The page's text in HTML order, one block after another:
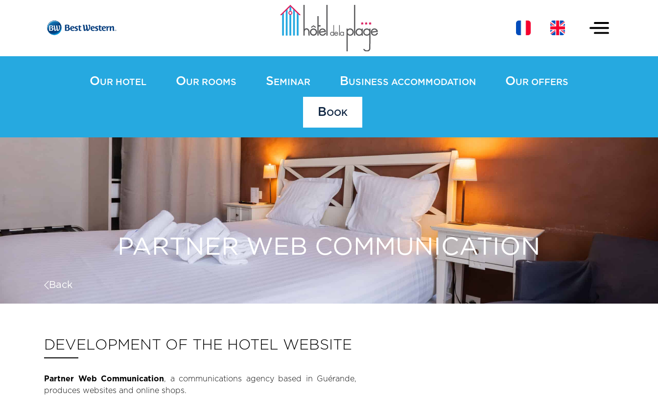
OUR HOTEL OUR ROOMS S EMINAR BUSINESS ACCOMMODATION OUR OFFERS
BOOK
PARTNER WEB COMMUNICATION
Back
DEVELOPMENT OF THE HOTEL WEBSITE
Partner Web Communication, a communications agency based in Guérande,
produces websites and online shops.